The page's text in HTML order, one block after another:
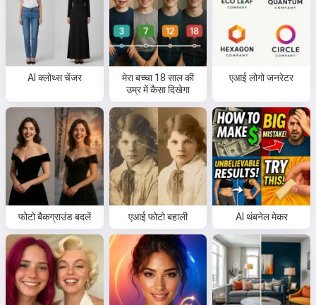
AI क्लोथ्स चेंजर
मेरा बच्चा 18 साल की
उम्र में कैसा दिखेगा
एआई लोगो जनरेटर
फोटो बैकग्राउंड बदलें एआई फोटो बहाली AI थंबनेल मेकर